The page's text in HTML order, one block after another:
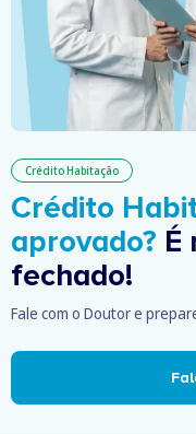
Crédito Habitação
Crédito
aprovado? É
fechado!
Fale com o Doutor e